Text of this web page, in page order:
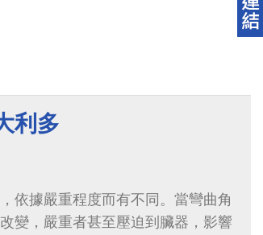
利多
依據嚴重程度而有不同。當彎曲角
變，嚴重者甚至壓迫到臟器，影響